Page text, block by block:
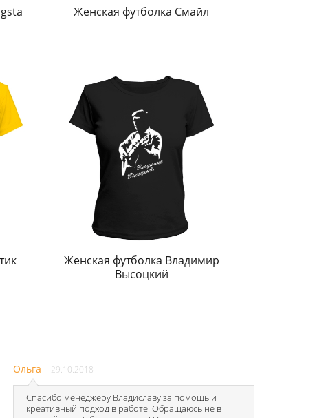
Женская футболка Смайл
Женская футболка Владимир
Высоцкий
Ольга 29.10.2018
Спасибо менеджеру Владиславу за помощь и
креативный подход в работе. Обращаюсь не в